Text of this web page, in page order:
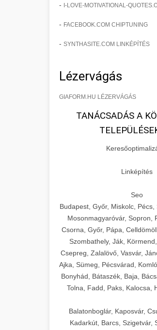
- I-LOVE-MOTIVATIONAL-
- FACEBOOK.COM CHIPTUNING
- SYNTHASITE.COM LINKÉPÍTÉS
Lézervágás
GIAFORM.HU LÉZERVÁGÁS
TANÁCSADÁS A
Linképítés
Seo
Budapest, Győr, Miskolc,
Mosonmagyaróvár, Sopron,
Csorna, Győr, Pápa,
Szombathely, Ják,
Csepreg, Zalalövő, Vasvár,
Ajka, Sümeg, Pécsvárad,
Bonyhád, Bátaszék, Baja,
Tolna, Fadd, Paks, Kalocsa,
Balatonboglár, Kaposvár,
Kadarkút, Barcs, Szigetvár,